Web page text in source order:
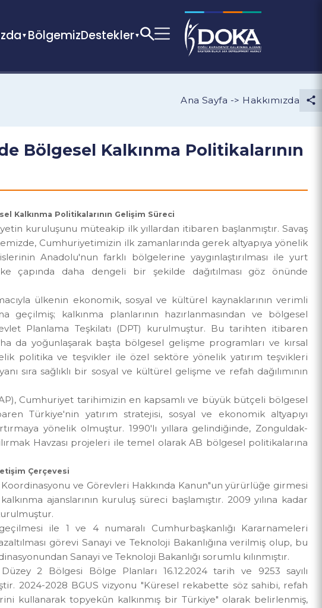
BölgemizDestekler
Ana Sayfa ->
Bölgesel Kalkınma
Kalkınma Politikalarının Gelişim Süreci
kuruluşunu müteakip ilk yıllardan itibaren başlanmıştır.
ülkemizde, Cumhuriyetimizin ilk zamanlarında gerek altyapıya
tesislerinin Anadolu'nun farklı bölgelerine yaygınlaştırılması
ülke çapında daha dengeli bir şekilde dağıtılması göz
amacıyla ülkenin ekonomik, sosyal ve kültürel kaynaklarının
geçilmiş; kalkınma planlarının hazırlanmasından ve
Devlet Planlama Teşkilatı (DPT) kurulmuştur. Bu tarihten
daha da yoğunlaşarak başta bölgesel gelişme programları ve
politika ve teşvikler ile özel sektöre yönelik yatırım
yanı sıra sağlıklı bir sosyal ve kültürel gelişme ve refah
(GAP), Cumhuriyet tarihimizin en kapsamlı ve büyük bütçeli
Türkiye'nin yatırım stratejisi, sosyal ve ekonomik
artırmaya yönelik olmuştur. 1990'lı yıllara gelindiğinde,
Yeşilırmak Havzası projeleri ile temel olarak AB bölgesel
Yönetişim Çerçevesi
Koordinasyonu ve Görevleri Hakkında Kanun"un yürürlüğe
kalkınma ajanslarının kuruluş süreci başlamıştır. 2009
kurulmuştur.
geçilmesi ile 1 ve 4 numaralı Cumhurbaşkanlığı
azaltılması görevi Sanayi ve Teknoloji Bakanlığına verilmiş
Sanayi ve Teknoloji Bakanlığı sorumlu
Düzey 2 Bölgesi Bölge Planları 16.12.2024 tarih ve 9253